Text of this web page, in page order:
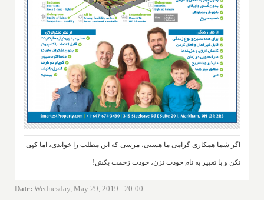
اگر شما همکاری گرامی ما هستی، مرسی که این مطلب را خواندی، اما کپی
نکن و با تغییر به نام خودت نزن، خودت زحمت بکش!
Date: Wednesday, May 29, 2019 - 20:00